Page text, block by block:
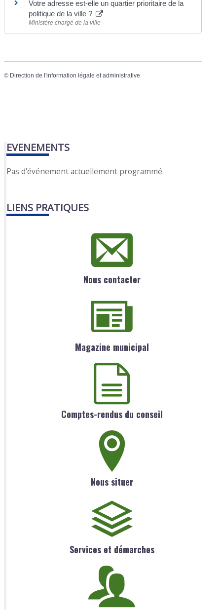
Votre adresse est-elle un quartier prioritaire de la
politique de la ville ?
Ministère chargé de la ville
© Direction de l'information légale et administrative
EVENEMENTS
Pas d'événement actuellement programmé.
LIENS PRATIQUES
Nous contacter
Magazine municipal
Comptes-rendus du conseil
Nous situer
Services et démarches